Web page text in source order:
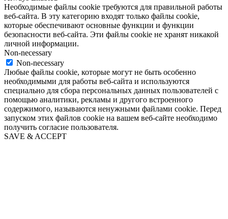
Необходимые файлы cookie требуются для правильной работы
веб-сайта. В эту категорию входят только файлы cookie,
которые обеспечивают основные функции и функции
безопасности веб-сайта. Эти файлы cookie не хранят никакой
личной информации.
Non-necessary
Non-necessary
Любые файлы cookie, которые могут не быть особенно
необходимыми для работы веб-сайта и используются
специально для сбора персональных данных пользователей с
помощью аналитики, рекламы и другого встроенного
содержимого, называются ненужными файлами cookie. Перед
запуском этих файлов cookie на вашем веб-сайте необходимо
получить согласие пользователя.
SAVE & ACCEPT